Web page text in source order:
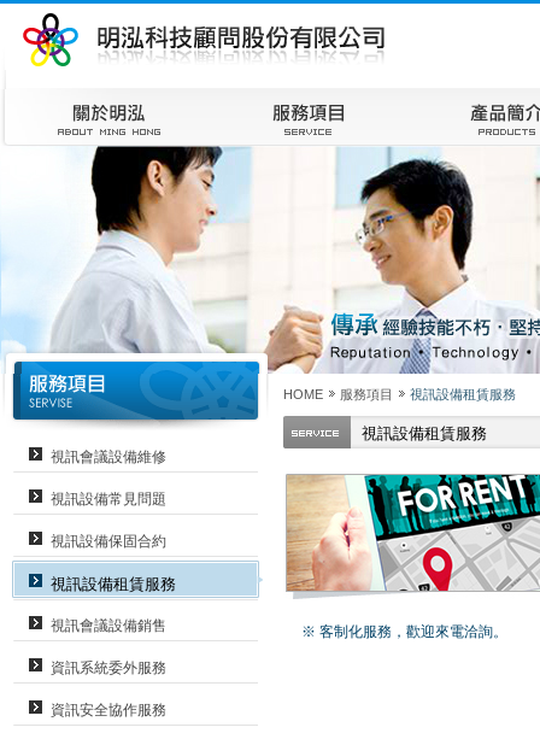
視訊會議設備維修
視訊設備常見問題
視訊設備保固合約
視訊設備租賃服務
視訊會議設備銷售
資訊系統委外服務
資訊安全協作服務
HOME 服務項目 視訊設備租賃服務
視訊設備租賃服務
※ 客制化服務，歡迎來電洽詢。